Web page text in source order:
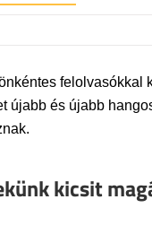
újabb és újabb
kicsit